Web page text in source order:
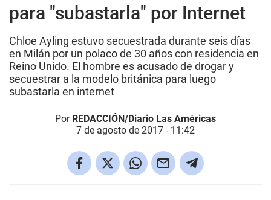
para "subastarla" por Internet
Chloe Ayling estuvo secuestrada durante seis días
en Milán por un polaco de 30 años con residencia en
Reino Unido. El hombre es acusado de drogar y
secuestrar a la modelo británica para luego
subastarla en internet
Por REDACCIÓN/Diario Las Américas
7 de agosto de 2017 - 11:42